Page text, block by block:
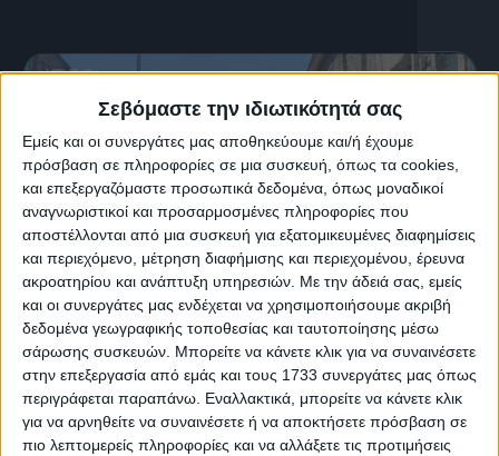
Σεβόμαστε την ιδιωτικότητά σας
Εμείς και οι συνεργάτες μας αποθηκεύουμε και/ή έχουμε
πρόσβαση σε πληροφορίες σε μια συσκευή, όπως τα cookies,
και επεξεργαζόμαστε προσωπικά δεδομένα, όπως μοναδικοί
αναγνωριστικοί και προσαρμοσμένες πληροφορίες που
αποστέλλονται από μια συσκευή για εξατομικευμένες διαφημίσεις
και περιεχόμενο, μέτρηση διαφήμισης και περιεχομένου, έρευνα
ακροατηρίου και ανάπτυξη υπηρεσιών. Με την άδειά σας, εμείς
και οι συνεργάτες μας ενδέχεται να χρησιμοποιήσουμε ακριβή
δεδομένα γεωγραφικής τοποθεσίας και ταυτοποίησης μέσω
σάρωσης συσκευών. Μπορείτε να κάνετε κλικ για να συναινέσετε
στην επεξεργασία από εμάς και τους 1733 συνεργάτες μας όπως
περιγράφεται παραπάνω. Εναλλακτικά, μπορείτε να κάνετε κλικ
για να αρνηθείτε να συναινέσετε ή να αποκτήσετε πρόσβαση σε
πιο λεπτομερείς πληροφορίες και να αλλάξετε τις προτιμήσεις
3 Αυγούστου, 2026
Κεντρικό Δελτίο Ειδήσεων
03.08.2026